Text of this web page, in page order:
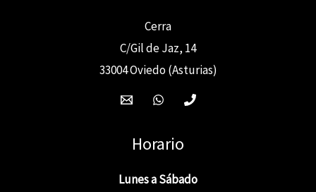
Cerra
C/Gil de Jaz, 14
33004 Oviedo (Asturias)
Horario
Lunes a Sábado